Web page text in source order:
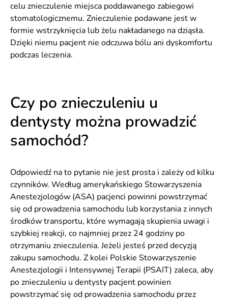
celu znieczulenie miejsca poddawanego zabiegowi
stomatologicznemu. Znieczulenie podawane jest w
formie wstrzyknięcia lub żelu nakładanego na dziąsła.
Dzięki niemu pacjent nie odczuwa bólu ani dyskomfortu
podczas leczenia.
Czy po znieczuleniu u
dentysty można prowadzić
samochód?
Odpowiedź na to pytanie nie jest prosta i zależy od kilku
czynników. Według amerykańskiego Stowarzyszenia
Anestezjologów (ASA) pacjenci powinni powstrzymać
się od prowadzenia samochodu lub korzystania z innych
środków transportu, które wymagają skupienia uwagi i
szybkiej reakcji, co najmniej przez 24 godziny po
otrzymaniu znieczulenia. Jeżeli jesteś przed decyzją
zakupu samochodu. Z kolei Polskie Stowarzyszenie
Anestezjologii i Intensywnej Terapii (PSAIT) zaleca, aby
po znieczuleniu u dentysty pacjent powinien
powstrzymać się od prowadzenia samochodu przez